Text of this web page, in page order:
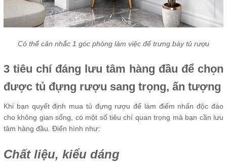
Có thể cân nhắc 1 góc phòng làm việc để trưng bày tủ rượu
3 tiêu chí đáng lưu tâm hàng đầu để chọn
được tủ đựng rượu sang trọng, ấn tượng
Khi bạn quyết định mua tủ đựng rượu để làm điểm nhấn độc đáo
cho không gian sống, có một số tiêu chí quan trọng mà bạn cần lưu
tâm hàng đầu. Điển hình như:
Chất liệu, kiểu dáng